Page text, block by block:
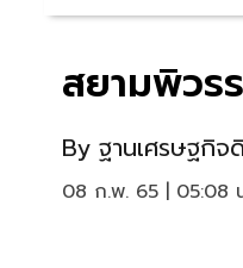
สยามพิวร
By ฐานเศรษฐกิจ
08 ก.พ. 65 | 05:08